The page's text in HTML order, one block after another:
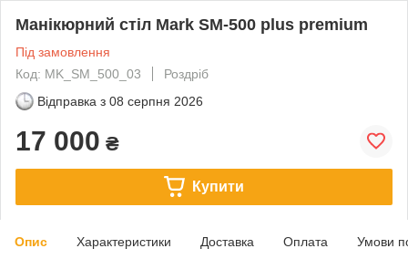
Манікюрний стіл Mark SM-500 plus premium
Під замовлення
Код: MK_SM_500_03
Роздріб
Відправка з 08 серпня 2026
17 000 ₴
Купити
Опис Характеристики Доставка Оплата Умови